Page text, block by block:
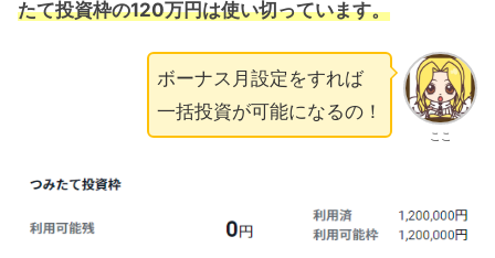
たて投資枠の120万円は使い切っています。
ここ
ボーナス月設定をすれば
一括投資が可能になるの！